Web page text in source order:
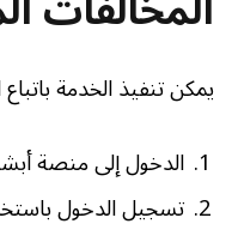
يمكن تنفيذ الخدمة
الدخول إلى منصة
تسجيل الدخول